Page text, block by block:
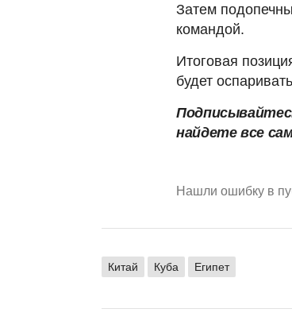
Затем
командой.
Итоговая
будет
найдете все
Нашли ошибку в
Китай Куба Египет